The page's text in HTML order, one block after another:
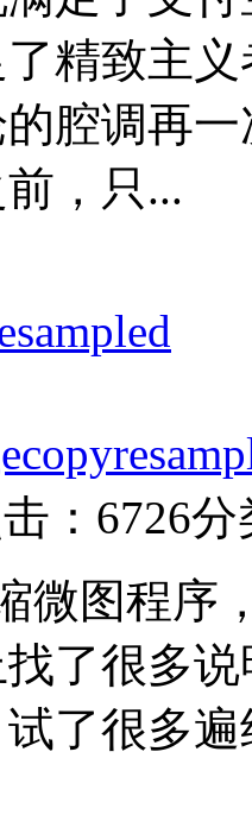
精致主
腔调再
，只...
：6726分
微图程序
了很多
了很多